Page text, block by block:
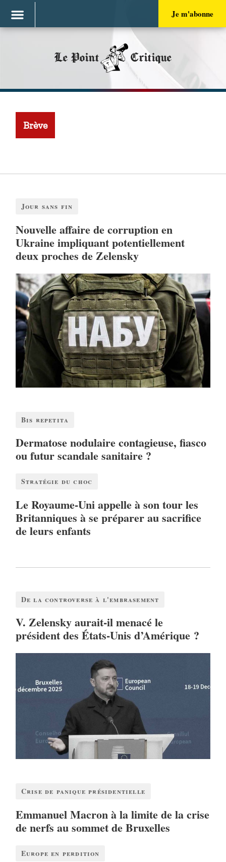
Je m'abonne
Le Point Critique
Brève
Jour sans fin
Nouvelle affaire de corruption en
Ukraine impliquant potentiellement
deux proches de Zelensky
Bis repetita
Dermatose nodulaire contagieuse, fiasco
ou futur scandale sanitaire ?
Stratégie du choc
Le Royaume-Uni appelle à son tour les
Britanniques à se préparer au sacrifice
de leurs enfants
De la controverse à l'embrasement
V. Zelensky aurait-il menacé le
président des États-Unis d’Amérique ?
Crise de panique présidentielle
Emmanuel Macron à la limite de la crise
de nerfs au sommet de Bruxelles
Europe en perdition